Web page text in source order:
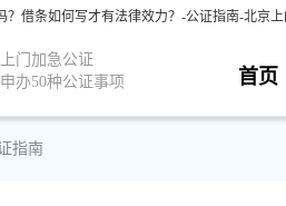
借条如何写才有法律效力？-公证指南-北京
门加急公证
办50种公证事项
首页
指南